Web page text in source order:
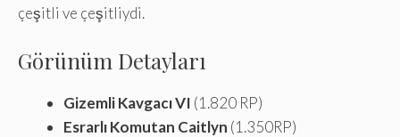
çeşitli ve çeşitliydi.
Görünüm Detayları
Gizemli Kavgacı VI (1.820 RP)
Esrarlı Komutan Caitlyn (1.350RP)